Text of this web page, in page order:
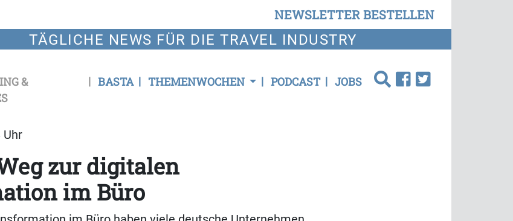
NEWSLETTER BESTELLEN
TÄGLICHE NEWS FÜR DIE TRAVEL INDUSTRY
&
BASTA THEMENWOCHEN PODCAST JOBS
Uhr
zur digitalen
im Büro